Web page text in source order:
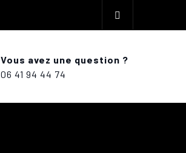
Vous avez une question ?
06 41 94 44 74